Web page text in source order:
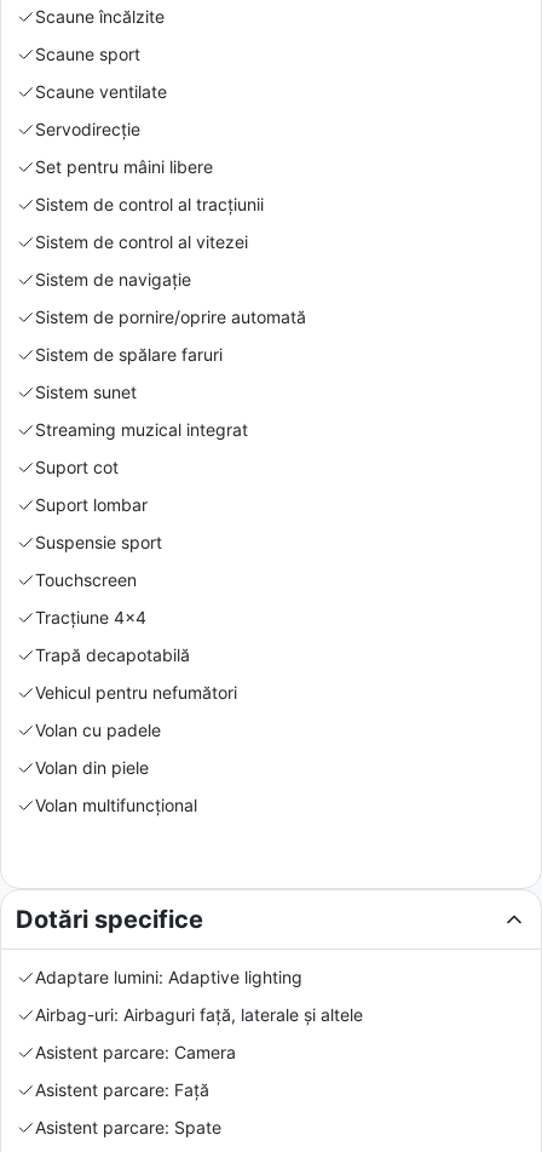
Scaune încălzite
Scaune sport
Scaune ventilate
Servodirecție
Set pentru mâini libere
Sistem de control al tracțiunii
Sistem de control al vitezei
Sistem de navigație
Sistem de pornire/oprire automată
Sistem de spălare faruri
Sistem sunet
Streaming muzical integrat
Suport cot
Suport lombar
Suspensie sport
Touchscreen
Tracțiune 4x4
Trapă decapotabilă
Vehicul pentru nefumători
Volan cu padele
Volan din piele
Volan multifuncțional
Dotări specifice
Adaptare lumini: Adaptive lighting
Airbag-uri: Airbaguri față, laterale și altele
Asistent parcare: Camera
Asistent parcare: Față
Asistent parcare: Spate